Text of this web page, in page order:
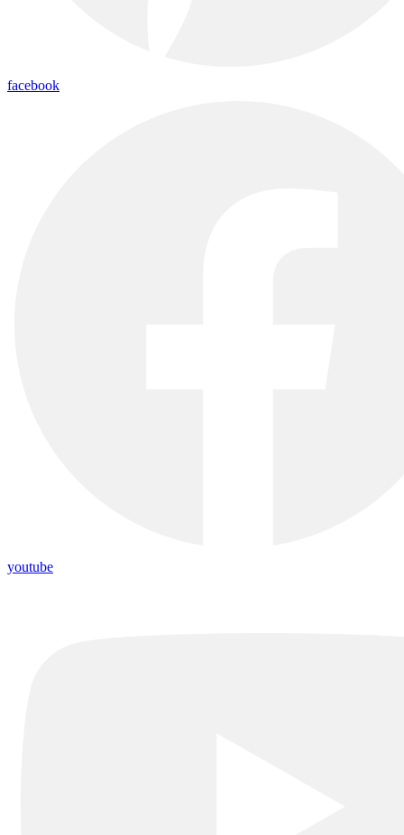
facebook
youtube